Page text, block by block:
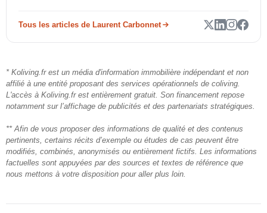
Tous les articles de Laurent Carbonnet
* Koliving.fr est un média d'information immobilière indépendant et non
affilié à une entité proposant des services opérationnels de coliving.
L'accès à Koliving.fr est entièrement gratuit. Son financement repose
notamment sur l’affichage de publicités et des partenariats stratégiques.
** Afin de vous proposer des informations de qualité et des contenus
pertinents, certains récits d’exemple ou études de cas peuvent être
modifiés, combinés, anonymisés ou entièrement fictifs. Les informations
factuelles sont appuyées par des sources et textes de référence que
nous mettons à votre disposition pour aller plus loin.